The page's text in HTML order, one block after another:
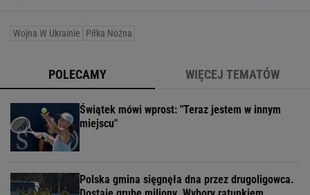
Wojna W Ukrainie Piłka Nożna
POLECAMY WIĘCEJ TEMATÓW
Świątek mówi wprost: "Teraz jestem w innym
miejscu"
Polska gmina sięgnęła dna przez drugoligowca.